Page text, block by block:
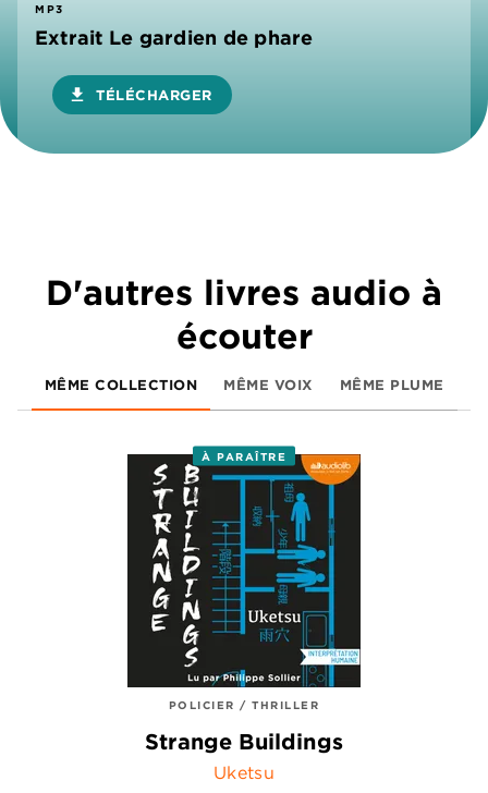
MP3
Extrait Le gardien de phare
download TÉLÉCHARGER
D'autres livres audio à
écouter
MÊME COLLECTION MÊME VOIX MÊME PLUME
À PARAÎTRE
POLICIER / THRILLER
Strange Buildings
Uketsu